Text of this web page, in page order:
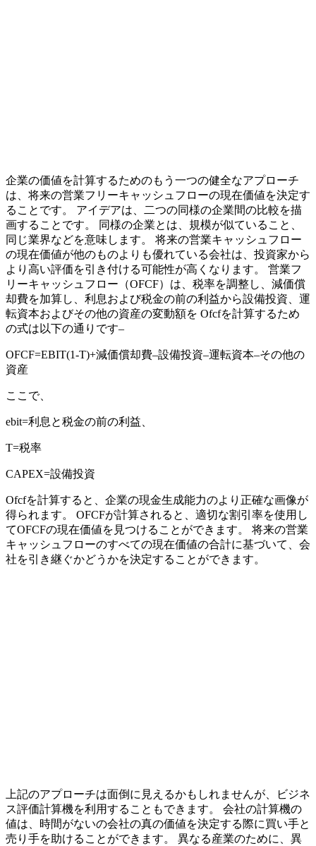
企業の価値を計算するためのもう一つの健全なアプローチ
は、将来の営業フリーキャッシュフローの現在価値を決定す
ることです。 アイデアは、二つの同様の企業間の比較を描
画することです。 同様の企業とは、規模が似ていること、
同じ業界などを意味します。 将来の営業キャッシュフロー
の現在価値が他のものよりも優れている会社は、投資家から
より高い評価を引き付ける可能性が高くなります。 営業フ
リーキャッシュフロー（OFCF）は、税率を調整し、減価償
却費を加算し、利息および税金の前の利益から設備投資、運
転資本およびその他の資産の変動額を Ofcfを計算するため
の式は以下の通りです–
OFCF=EBIT(1-T)+減価償却費–設備投資–運転資本–その他の
資産
ここで、
ebit=利息と税金の前の利益、
T=税率
CAPEX=設備投資
Ofcfを計算すると、企業の現金生成能力のより正確な画像が
得られます。 OFCFが計算されると、適切な割引率を使用し
てOFCFの現在価値を見つけることができます。 将来の営業
キャッシュフローのすべての現在価値の合計に基づいて、会
社を引き継ぐかどうかを決定することができます。
上記のアプローチは面倒に見えるかもしれませんが、ビジネ
ス評価計算機を利用することもできます。 会社の計算機の
値は、時間がないの会社の真の価値を決定する際に買い手と
売り手を助けることができます。 異なる産業のために、異